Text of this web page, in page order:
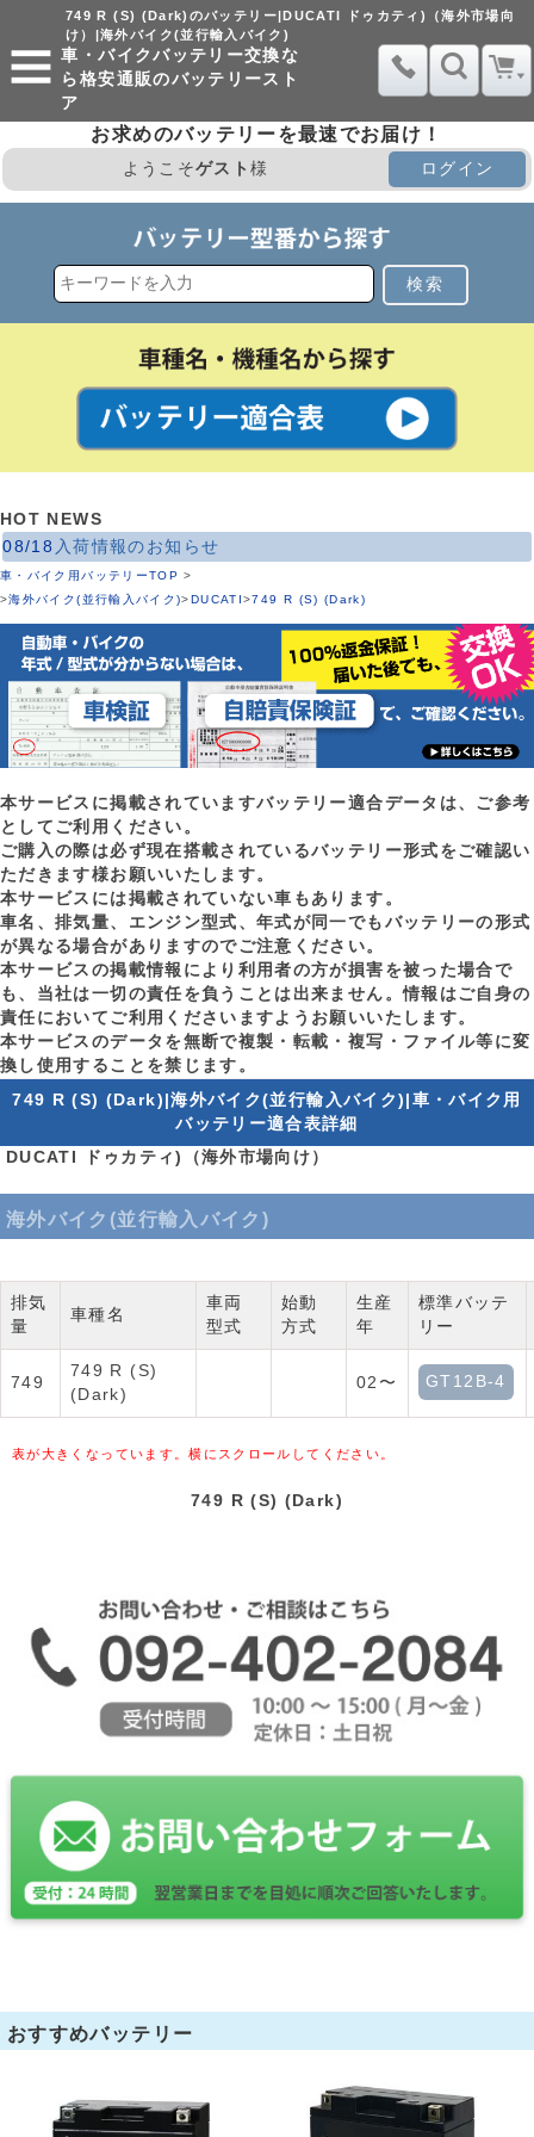
749 R (S) (Dark)のバッテリー|DUCATI ドゥカティ)（海外市場向
け）|海外バイク(並行輸入バイク)
車・バイクバッテリー交換な
ら格安通販のバッテリースト
ア
お求めのバッテリーを最速でお届け！
ようこそゲスト様 ログイン
検索
HOT NEWS
08/18 入荷情報のお知らせ
車・バイク用バッテリーTOP >
>海外バイク(並行輸入バイク)> DUCATI >749 R (S) (Dark)
本サービスに掲載されていますバッテリー適合データは、ご参考
としてご利用ください。
ご購入の際は必ず現在搭載されているバッテリー形式をご確認い
ただきます様お願いいたします。
本サービスには掲載されていない車もあります。
車名、排気量、エンジン型式、年式が同一でもバッテリーの形式
が異なる場合がありますのでご注意ください。
本サービスの掲載情報により利用者の方が損害を被った場合で
も、当社は一切の責任を負うことは出来ません。情報はご自身の
責任においてご利用くださいますようお願いいたします。
本サービスのデータを無断で複製・転載・複写・ファイル等に変
換し使用することを禁じます。
749 R (S) (Dark)|海外バイク(並行輸入バイク)|車・バイク用
バッテリー適合表詳細
DUCATI ドゥカティ)（海外市場向け）
海外バイク(並行輸入バイク)
排気
量
車種名
車両
型式
始動
方式
生産
年
標準バッテ
リー
749
749 R (S)
(Dark)
02〜 GT12B-4
表が大きくなっています。横にスクロールしてください。
749 R (S) (Dark)
おすすめバッテリー